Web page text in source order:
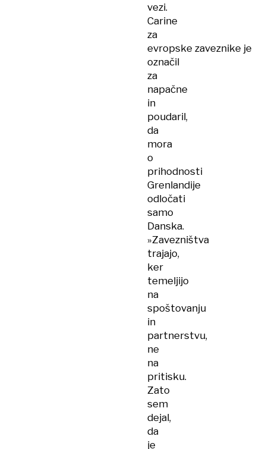
vezi.
Carine
za
evropske zaveznike je
označil
za
napačne
in
poudaril,
da
mora
o
prihodnosti
Grenlandije
odločati
samo
Danska.
»Zavezništva
trajajo,
ker
temeljijo
na
spoštovanju
in
partnerstvu,
ne
na
pritisku.
Zato
sem
dejal,
da
je